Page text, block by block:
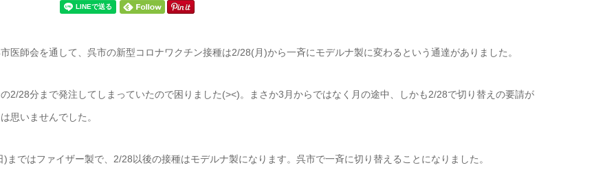
医師会を通して、呉市の新型コロナワクチン接種は2/28(月)から一斉にモデルナ製に変わるという通達がありました。
2/28分まで発注してしまっていたので困りました(><)。まさか3月からではなく月の途中、しかも2/28で切り替えの要請が
思いませんでした。
)まではファイザー製で、2/28以後の接種はモデルナ製になります。呉市で一斉に切り替えることになりました。